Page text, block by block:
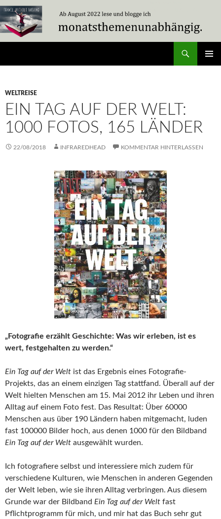
Zum
Inhalt
springen
WELTREISE
EIN TAG AUF DER WELT:
1000 FOTOS, 165 LÄNDER
22/08/2018 INFRAREDHEAD KOMMENTAR HINTERLASSEN
„Fotografie erzählt Geschichte: Was wir erleben, ist es
wert, festgehalten zu werden.“
Ein Tag auf der Welt ist das Ergebnis eines Fotografie-
Projekts, das an einem einzigen Tag stattfand. Überall auf der
Welt hielten Menschen am 15. Mai 2012 ihr Leben und ihren
Alltag auf einem Foto fest. Das Resultat: Über 60000
Menschen aus über 190 Ländern haben mitgemacht, luden
fast 100000 Bilder hoch, aus denen 1000 für den Bildband
Ein Tag auf der Welt ausgewählt wurden.
Ich fotografiere selbst und interessiere mich zudem für
verschiedene Kulturen, wie Menschen in anderen Gegenden
der Welt leben, wie sie ihren Alltag verbringen. Aus diesem
Grunde war der Bildband Ein Tag auf der Welt fast
Pflichtprogramm für mich, und mir hat das Buch sehr gut